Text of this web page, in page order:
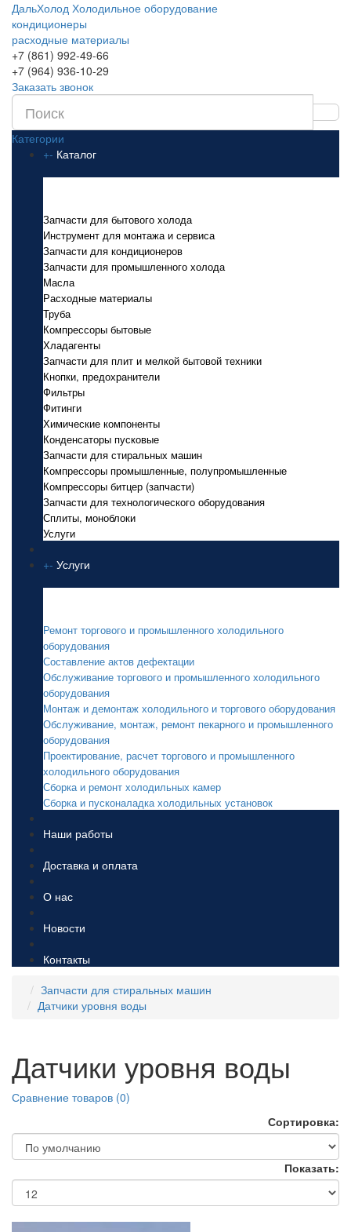
ДальХолод Холодильное оборудование
кондиционеры
расходные материалы
+7 (861) 992-49-66
+7 (964) 936-10-29
Заказать звонок
Категории
+- Каталог
Запчасти для бытового холода
Инструмент для монтажа и сервиса
Запчасти для кондиционеров
Запчасти для промышленного холода
Масла
Расходные материалы
Труба
Компрессоры бытовые
Хладагенты
Запчасти для плит и мелкой бытовой техники
Кнопки, предохранители
Фильтры
Фитинги
Химические компоненты
Конденсаторы пусковые
Запчасти для стиральных машин
Компрессоры промышленные, полупромышленные
Компрессоры битцер (запчасти)
Запчасти для технологического оборудования
Сплиты, моноблоки
Услуги
+- Услуги
Ремонт торгового и промышленного холодильного
оборудования
Составление актов дефектации
Обслуживание торгового и промышленного холодильного
оборудования
Монтаж и демонтаж холодильного и торгового оборудования
Обслуживание, монтаж, ремонт пекарного и промышленного
оборудования
Проектирование, расчет торгового и промышленного
холодильного оборудования
Сборка и ремонт холодильных камер
Сборка и пусконаладка холодильных установок
Наши работы
Доставка и оплата
О нас
Новости
Контакты
Запчасти для стиральных машин
Датчики уровня воды
Датчики уровня воды
Сравнение товаров (0)
Сортировка:
Показать: